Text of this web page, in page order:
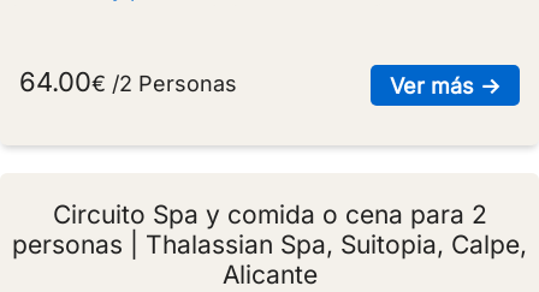
Ver más →
64.00€ /2 Personas
Circuito Spa y comida o cena para 2
personas | Thalassian Spa, Suitopia, Calpe,
Alicante